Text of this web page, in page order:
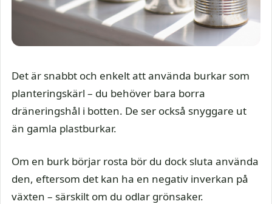
Det är snabbt och enkelt att använda burkar som
planteringskärl – du behöver bara borra
dräneringshål i botten. De ser också snyggare ut
än gamla plastburkar.
Om en burk börjar rosta bör du dock sluta använda
den, eftersom det kan ha en negativ inverkan på
växten – särskilt om du odlar grönsaker.